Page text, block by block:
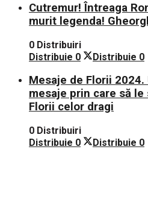
Cutremur! Întreaga
murit legenda!
0 Distribuiri
Distribuie 0 Distribuie 0
Mesaje de Florii
mesaje prin care să le
Florii celor dragi
0 Distribuiri
Distribuie 0 Distribuie 0